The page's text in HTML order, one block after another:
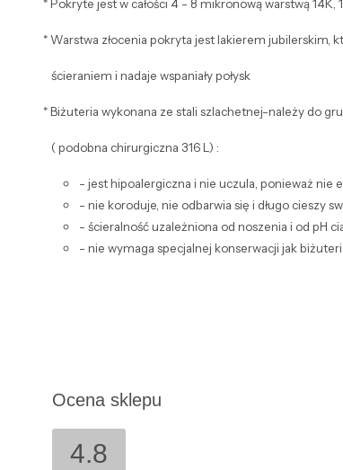
* Pokryte jest w całości 4 - 8 mikronową warstwą 14K,
* Warstwa złocenia pokryta jest lakierem jubilerskim,
ścieraniem i nadaje wspaniały połysk
* Biżuteria wykonana ze stali szlachetnej-należy do
( podobna chirurgiczna 316 L) :
- jest hipoalergiczna i nie uczula, ponieważ nie
- nie koroduje, nie odbarwia się i długo cieszy
- ścieralność uzależniona od noszenia i od pH
- nie wymaga specjalnej konserwacji jak
Ocena sklepu
4.8